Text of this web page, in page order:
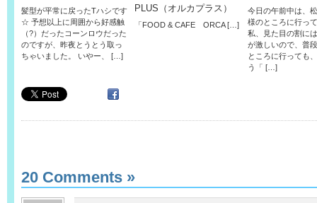
髪型が平常に戻ったTハシです
☆ 予想以上に周囲から好感触
（?）だったコーンロウだった
のですが、昨夜とうとう取っ
ちゃいました。 いやー、 […]
PLUS（オルカプラス）
「FOOD & CAFE ORCA […]
今日の午前中は、
様のところに行っ
私、見た目の割に
が激しいので、普
ところに行っても
う「 […]
20 Comments »